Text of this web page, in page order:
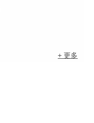
+ 更多